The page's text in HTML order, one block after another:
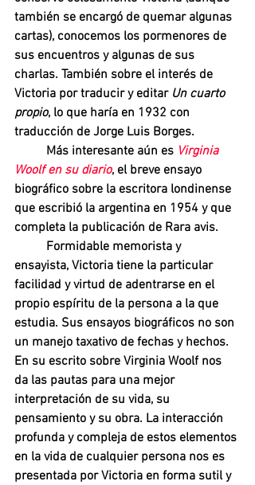
también se encargó de quemar algunas
cartas), conocemos los pormenores de
sus encuentros y algunas de sus
charlas. También sobre el interés de
Victoria por traducir y editar Un cuarto
propio, lo que haría en 1932 con
traducción de Jorge Luis Borges.
Más interesante aún es Virginia
Woolf en su diario, el breve ensayo
biográfico sobre la escritora londinense
que escribió la argentina en 1954 y que
completa la publicación de Rara avis.
Formidable memorista y
ensayista, Victoria tiene la particular
facilidad y virtud de adentrarse en el
propio espíritu de la persona a la que
estudia. Sus ensayos biográficos no son
un manejo taxativo de fechas y hechos.
En su escrito sobre Virginia Woolf nos
da las pautas para una mejor
interpretación de su vida, su
pensamiento y su obra. La interacción
profunda y compleja de estos elementos
en la vida de cualquier persona nos es
presentada por Victoria en forma sutil y